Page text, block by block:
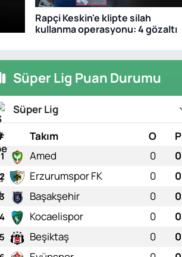
Rapçi Keskin'e klipte silah
kullanma operasyonu: 4 gözaltı
5 yıllık imzaladı
Süper Lig Puan Durumu
Süper Lig
Takım O P
1 Amed 0 0
2 Erzurumspor FK 0 0
3 Başakşehir 0 0
4 Kocaelispor 0 0
5 Beşiktaş 0 0